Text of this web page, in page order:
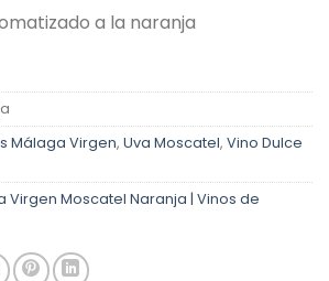
a la naranja
Málaga Virgen, Uva Moscatel, Vino Dulce
Virgen Moscatel Naranja | Vinos de